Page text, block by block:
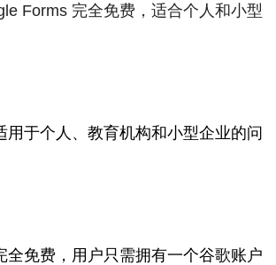
Forms 完全免费，适合个人和小型
用于个人、教育机构和小型企业的问
全免费，用户只需拥有一个谷歌账户